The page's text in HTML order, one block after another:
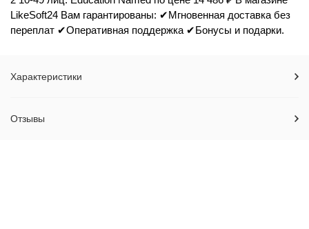
LikeSoft24 Вам гарантированы: ✔Мгновенная доставка без
переплат ✔Оперативная поддержка ✔Бонусы и подарки.
Характеристики
Отзывы